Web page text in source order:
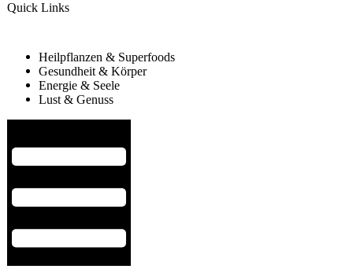
Quick Links
Heilpflanzen & Superfoods
Gesundheit & Körper
Energie & Seele
Lust & Genuss